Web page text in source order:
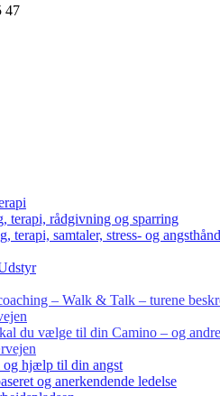
47
terapi, rådgivning og sparring
terapi, samtaler, stress- og
– Walk & Talk – turene
du vælge til din Camino – og
og hjælp til din angst
og anerkendende ledelse